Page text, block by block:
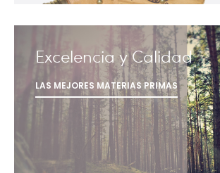
Excelencia y Calidad
LAS MEJORES MATERIAS PRIMAS